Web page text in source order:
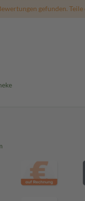
gefunden.